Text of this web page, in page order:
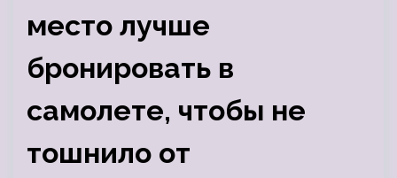
место лучше
бронировать в
самолете, чтобы не
тошнило от